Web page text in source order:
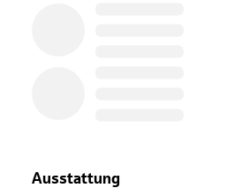
Ausstattung